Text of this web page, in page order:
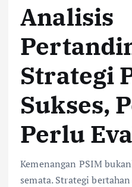
Analisis
Strategi
Sukses,
Perlu
Kemenangan PSIM
semata. Strategi